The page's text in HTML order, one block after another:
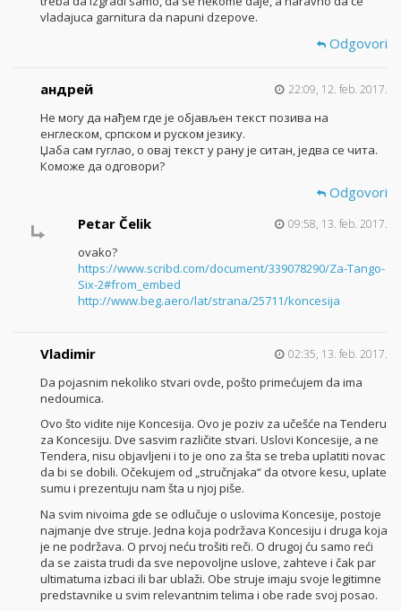
vladajuca garnitura da napuni dzepove.
Odgovori
андрей 22:09, 12. feb. 2017.
Не могу да нађем где је објављен текст позива на
енглеском, српском и руском језику.
Џаба сам гуглао, о овај текст у рану је ситан, једва се чита.
Коможе да одговори?
Odgovori
Petar Čelik
09:58, 13. feb. 2017.
ovako?
https://www.scribd.com/document/339078290/Za-Tango-
Six-2#from_embed
http://www.beg.aero/lat/strana/25711/koncesija
Vladimir 02:35, 13. feb. 2017.
Da pojasnim nekoliko stvari ovde, pošto primećujem da ima
nedoumica.
Ovo što vidite nije Koncesija. Ovo je poziv za učešće na Tenderu
za Koncesiju. Dve sasvim različite stvari. Uslovi Koncesije, a ne
Tendera, nisu objavljeni i to je ono za šta se treba uplatiti novac
da bi se dobili. Očekujem od „stručnjaka“ da otvore kesu, uplate
sumu i prezentuju nam šta u njoj piše.
Na svim nivoima gde se odlučuje o uslovima Koncesije, postoje
najmanje dve struje. Jedna koja podržava Koncesiju i druga koja
je ne podržava. O prvoj neću trošiti reči. O drugoj ću samo reći
da se zaista trudi da sve nepovoljne uslove, zahteve i čak par
ultimatuma izbaci ili bar ublaži. Obe struje imaju svoje legitimne
predstavnike u svim relevantnim telima i obe rade svoj posao.